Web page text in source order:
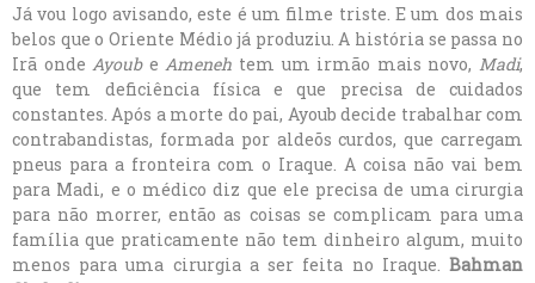
Já vou logo avisando, este é um filme triste. E um dos mais
belos que o Oriente Médio já produziu. A história se passa no
Irã onde Ayoube Ameneh tem um irmão mais novo, Madi,
que tem deficiência física e que precisa de cuidados
constantes. Após a morte do pai, Ayoub decide trabalhar com
contrabandistas, formada por aldeõs curdos, que carregam
pneus para a fronteira com o Iraque. A coisa não vai bem
para Madi, e o médico diz que ele precisa de uma cirurgia
para não morrer, então as coisas se complicam para uma
família que praticamente não tem dinheiro algum, muito
menos para uma cirurgia a ser feita no Iraque. Bahman